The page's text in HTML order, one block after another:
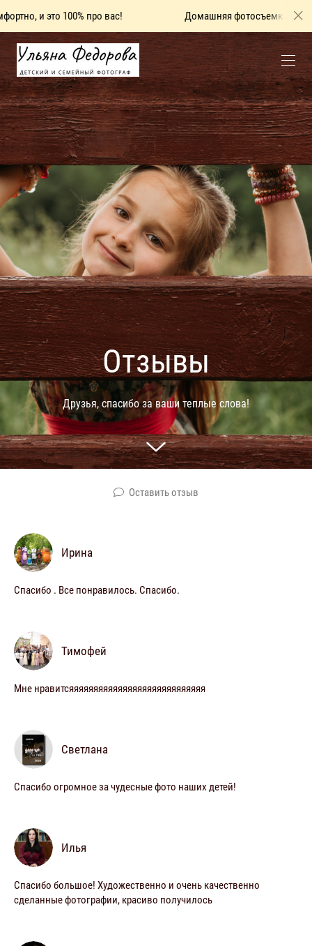
и это 100% про вас! Домашняя фотосъемка — это
Отзывы
Друзья, спасибо за ваши теплые слова!
Оставить отзыв
Ирина
Спасибо . Все понравилось. Спасибо.
Тимофей
Мне нравитсяяяяяяяяяяяяяяяяяяяяяяяяяяяя
Светлана
Спасибо огромное за чудесные фото наших детей!
Илья
Спасибо большое! Художественно и очень качественно
сделанные фотографии, красиво получилось